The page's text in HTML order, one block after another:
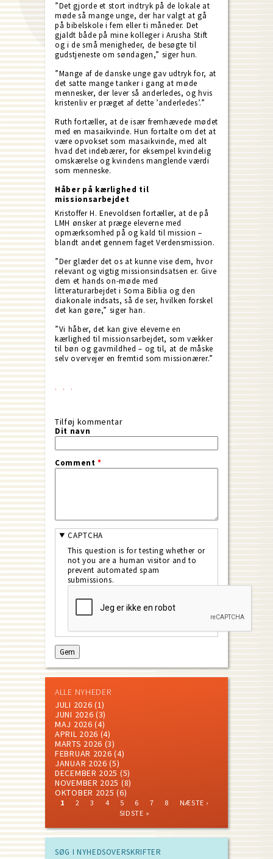
”Det gjorde et stort indtryk på de lokale at
møde så mange unge, der har valgt at gå
på bibelskole i fem eller ti måneder. Det
gjaldt både på mine kolleger i Arusha Stift
og i de små menigheder, de besøgte til
gudstjeneste om søndagen,” siger hun.
”Mange af de danske unge gav udtryk for, at
det satte mange tanker i gang at møde
mennesker, der lever så anderledes, og hvis
kristenliv er præget af dette ’anderledes’.”
Ruth fortæller, at de især fremhævede mødet
med en masaikvinde. Hun fortalte om det at
være opvokset som masaikvinde, med alt
hvad det indebærer, for eksempel kvindelig
omskærelse og kvindens manglende værdi
som menneske.
Håber på kærlighed til
missionsarbejdet
Kristoffer H. Enevoldsen fortæller, at de på
LMH ønsker at præge eleverne med
opmærksomhed på og kald til mission –
blandt andet gennem faget Verdensmission.
”Der glæder det os at kunne vise dem, hvor
relevant og vigtig missionsindsatsen er. Give
dem et hands on-møde med
litteraturarbejdet i Soma Biblia og den
diakonale indsats, så de ser, hvilken forskel
det kan gøre,” siger han.
”Vi håber, det kan give eleverne en
kærlighed til missionsarbejdet, som vækker
til bøn og gavmildhed – og til, at de måske
selv overvejer en fremtid som missionærer.”
Tilføj kommentar
Dit navn
Comment*
CAPTCHA
This question is for testing whether or
not you are a human visitor and to
prevent automated spam
submissions.
ALLE NYHEDER
JULI 2026 (1)
JUNI 2026 (3)
MAJ 2026 (4)
APRIL 2026 (4)
MARTS 2026 (3)
FEBRUAR 2026 (4)
JANUAR 2026 (5)
DECEMBER 2025 (5)
NOVEMBER 2025 (8)
OKTOBER 2025 (6)
CURRENT
1 PAGE
2 PAGE
3 PAGE
4 PAGE
5 PAGE
6 PAGE
7 PAGE
8
NEXT
NÆSTE ›
SIDSTE »
SØG I NYHEDSOVERSKRIFTER